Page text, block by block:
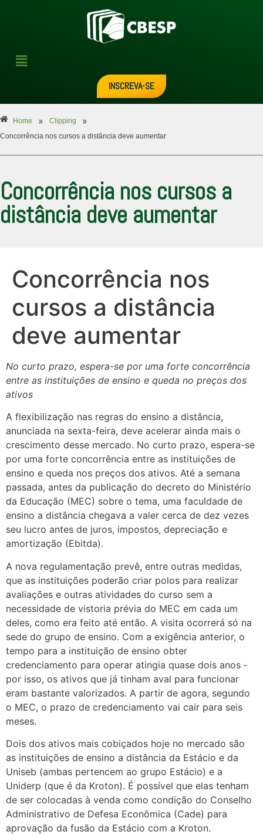
INSCREVA-SE
Home » Clipping »
Concorrência nos cursos a distância deve aumentar
Concorrência nos cursos a
distância deve aumentar
Concorrência nos
cursos a distância
deve aumentar
No curto prazo, espera-se por uma forte concorrência
entre as instituições de ensino e queda no preços dos
ativos
A flexibilização nas regras do ensino a distância,
anunciada na sexta-­feira, deve acelerar ainda mais o
crescimento desse mercado. No curto prazo, espera­-se
por uma forte concorrência entre as instituições de
ensino e queda nos preços dos ativos. Até a semana
passada, antes da publicação do decreto do Ministério
da Educação (MEC) sobre o tema, uma faculdade de
ensino a distância chegava a valer cerca de dez vezes
seu lucro antes de juros, impostos, depreciação e
amortização (Ebitda).
A nova regulamentação prevê, entre outras medidas,
que as instituições poderão criar polos para realizar
avaliações e outras atividades do curso sem a
necessidade de vistoria prévia do MEC em cada um
deles, como era feito até então. A visita ocorrerá só na
sede do grupo de ensino. Com a exigência anterior, o
tempo para a instituição de ensino obter
credenciamento para operar atingia quase dois anos ­­
por isso, os ativos que já tinham aval para funcionar
eram bastante valorizados. A partir de agora, segundo
o MEC, o prazo de credenciamento vai cair para seis
meses.
Dois dos ativos mais cobiçados hoje no mercado são
as instituições de ensino a distância da Estácio e da
Uniseb (ambas pertencem ao grupo Estácio) e a
Uniderp (que é da Kroton). É possível que elas tenham
de ser colocadas à venda como condição do Conselho
Administrativo de Defesa Econômica (Cade) para
aprovação da fusão da Estácio com a Kroton.